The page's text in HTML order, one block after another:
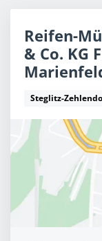
Reifen-
& Co. KG
Steglitz-